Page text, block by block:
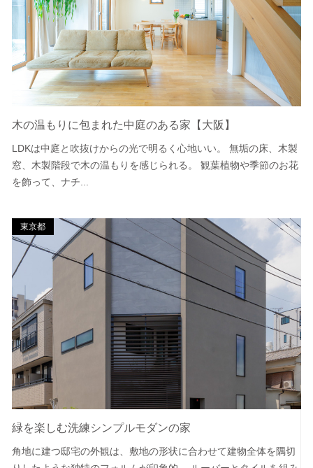
木の温もりに包まれた中庭のある家【大阪】
LDKは中庭と吹抜けからの光で明るく心地いい。 無垢の床、木製
窓、木製階段で木の温もりを感じられる。 観葉植物や季節のお花
を飾って、ナチ...
東京都
緑を楽しむ洗練シンプルモダンの家
角地に建つ邸宅の外観は、敷地の形状に合わせて建物全体を隅切